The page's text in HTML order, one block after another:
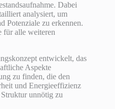
Dabei
analysiert, um
Potenziale zu erkennen.
für alle weiteren
entwickelt, das
Aspekte
zu finden, die den
und Energieeffizienz
unnötig zu